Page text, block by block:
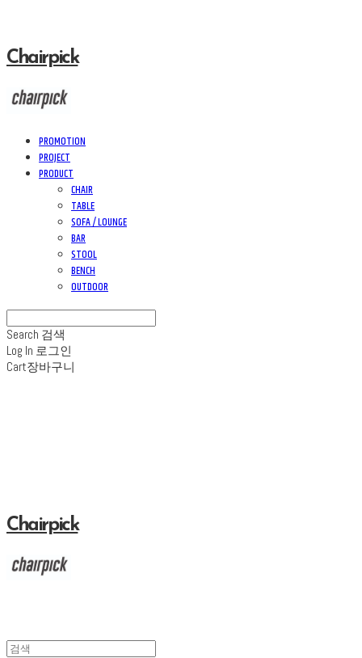
Chairpick
PROMOTION
PROJECT
PRODUCT
CHAIR
TABLE
SOFA / LOUNGE
BAR
STOOL
BENCH
OUTDOOR
Search 검색
Log In 로그인
Cart장바구니
Chairpick